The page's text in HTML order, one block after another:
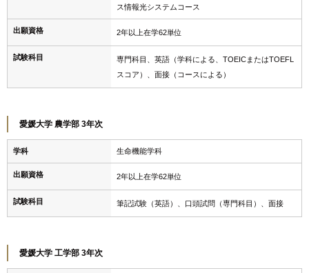
ス情報光システムコース
出願資格 2年以上在学62単位
試験科目
専門科目、英語（学科による、TOEICまたはTOEFL
スコア）、面接（コースによる）
愛媛大学 農学部 3年次
学科 生命機能学科
出願資格 2年以上在学62単位
試験科目 筆記試験（英語）、口頭試問（専門科目）、面接
愛媛大学 工学部 3年次